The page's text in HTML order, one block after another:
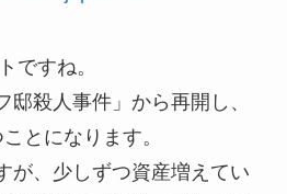
ですね。
邸殺人事件」から再開し、
とになります。
が、少しずつ資産増えてい